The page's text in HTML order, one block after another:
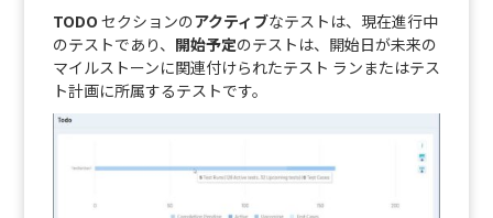
TODO セクションのアクティブなテストは、現在進行中
のテストであり、 開始予定のテストは、開始日が未来の
マイルストーンに関連付けられたテスト ランまたはテス
ト計画に所属するテストです。